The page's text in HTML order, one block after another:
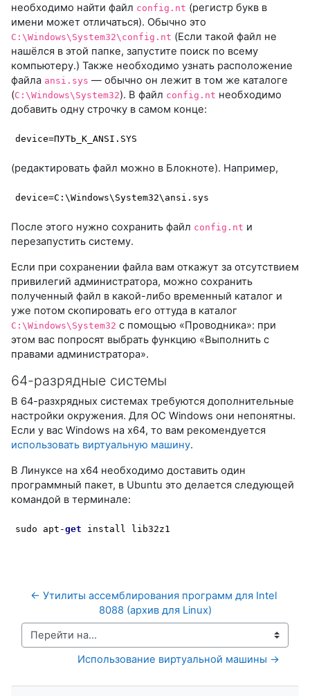
необходимо найти файл config.nt (регистр букв в
имени может отличаться). Обычно это
C:\Windows\System32\config.nt (Если такой файл не
нашёлся в этой папке, запустите поиск по всему
компьютеру.) Также необходимо узнать расположение
файла ansi.sys — обычно он лежит в том же каталоге
(C:\Windows\System32). В файл config.nt необходимо
добавить одну строчку в самом конце:
device=ПУТЬ_К_ANSI.SYS
(редактировать файл можно в Блокноте). Например,
device=C:\Windows\System32\ansi.sys
После этого нужно сохранить файл config.nt и
перезапустить систему.
Если при сохранении файла вам откажут за отсутствием
привилегий администратора, можно сохранить
полученный файл в какой-либо временный каталог и
уже потом скопировать его оттуда в каталог
C:\Windows\System32 с помощью «Проводника»: при
этом вас попросят выбрать функцию «Выполнить с
правами администратора».
64-разрядные системы
В 64-разхрядных системах требуются дополнительные
настройки окружения. Для ОС Windows они непонятны.
Если у вас Windows на x64, то вам рекомендуется
использовать виртуальную машину.
В Линуксе на x64 необходимо доставить один
программный пакет, в Ubuntu это делается следующей
командой в терминале:
sudo apt-get install lib32z1
← Утилиты ассемблирования программ для Intel
8088 (архив для Linux)
Перейти на...
Использование виртуальной машины →